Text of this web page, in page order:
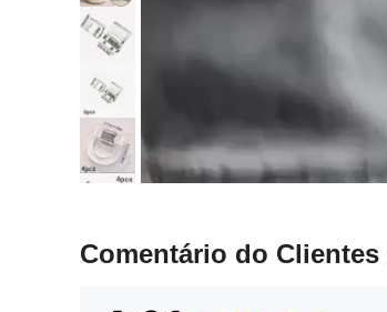
Comentário do Clientes